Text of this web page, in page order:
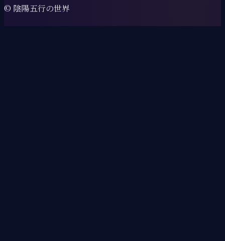
© 陰陽五行の世界